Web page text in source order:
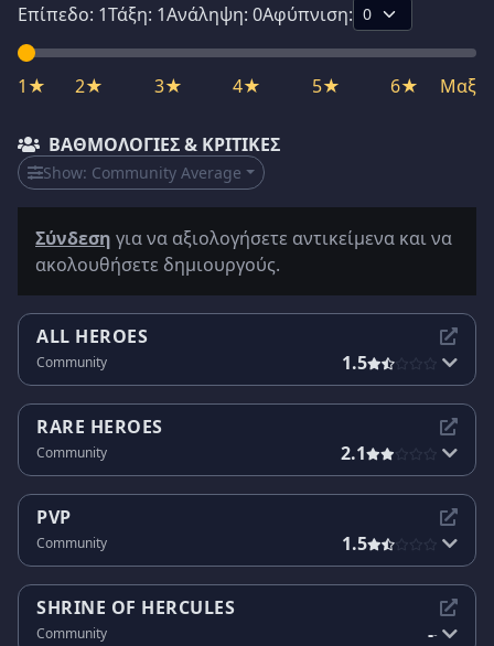
Επίπεδο: 1Τάξη: 1Ανάληψη: 0Αφύπνιση:
1★ 2★ 3★ 4★ 5★ 6★ Μαξ
ΒΑΘΜΟΛΟΓΊΕΣ & ΚΡΙΤΙΚΈΣ
Show: Community Average
Σύνδεση για να αξιολογήσετε αντικείμενα και να
ακολουθήσετε δημιουργούς.
ALL HEROES
Community 1.5
RARE HEROES
Community 2.1
PVP
Community 1.5
SHRINE OF HERCULES
Community --